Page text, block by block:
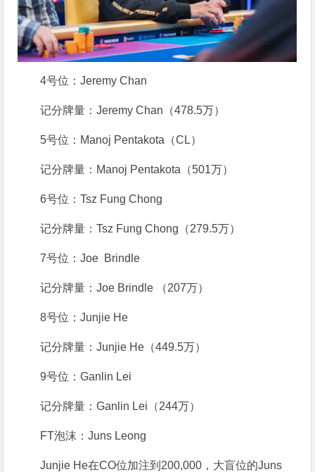
4号位：Jeremy Chan
记分牌量：Jeremy Chan（478.5万）
5号位：Manoj Pentakota（CL）
记分牌量：Manoj Pentakota（501万）
6号位：Tsz Fung Chong
记分牌量：Tsz Fung Chong（279.5万）
7号位：Joe Brindle
记分牌量：Joe Brindle （207万）
8号位：Junjie He
记分牌量：Junjie He（449.5万）
9号位：Ganlin Lei
记分牌量：Ganlin Lei（244万）
FT泡沫：Juns Leong
Junjie He在CO位加注到200,000，大盲位的Juns